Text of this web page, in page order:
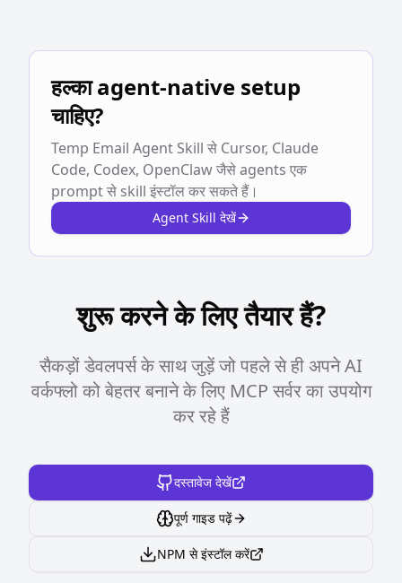
हल्का agent-native setup
चाहिए?
Temp Email Agent Skill से Cursor, Claude
Code, Codex, OpenClaw जैसे agents एक
prompt से skill इंस्टॉल कर सकते हैं।
Agent Skill देखें
शुरू करने के लिए तैयार हैं?
सैकड़ों डेवलपर्स के साथ जुड़ें जो पहले से ही अपने AI
वर्कफ्लो को बेहतर बनाने के लिए MCP सर्वर का उपयोग
कर रहे हैं
दस्तावेज देखें
पूर्ण गाइड पढ़ें
NPM से इंस्टॉल करें